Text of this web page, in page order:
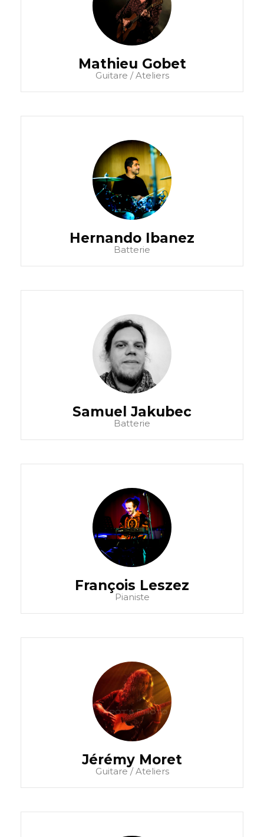
Mathieu Gobet
Guitare / Ateliers
Hernando Ibanez
Batterie
Samuel Jakubec
Batterie
François Leszez
Pianiste
Jérémy Moret
Guitare / Ateliers